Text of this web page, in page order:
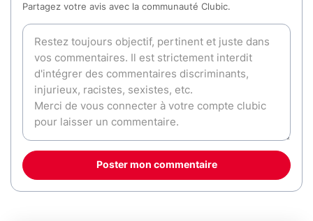
Partagez votre avis avec la communauté Clubic.
Poster mon commentaire